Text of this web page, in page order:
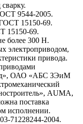
9544-2005.
15150-69.
15150-69.
более 300 Н.
электроприводом,
привода.
ОАО «АБС ЗЭиМ
AUMA,
поставка
исполнении.
71228244-2004.